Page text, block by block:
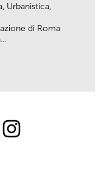
Urbanistica,
di Roma